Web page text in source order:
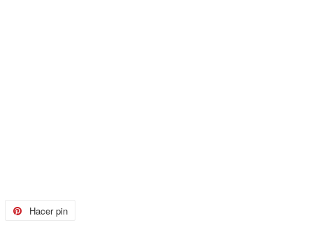
Tuitear
Hacer pin